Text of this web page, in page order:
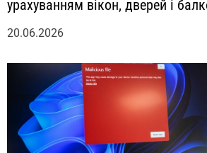
урахуванням вікон, дверей і
20.06.2026